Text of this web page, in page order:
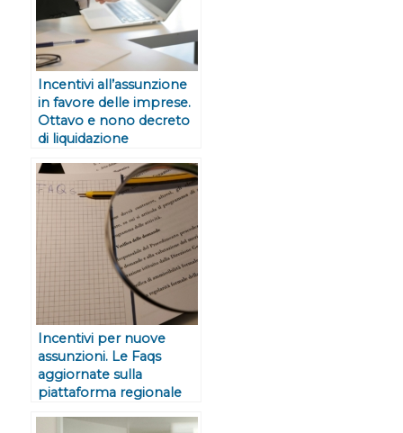
Incentivi all’assunzione
in favore delle imprese.
Ottavo e nono decreto
di liquidazione
Incentivi per nuove
assunzioni. Le Faqs
aggiornate sulla
piattaforma regionale